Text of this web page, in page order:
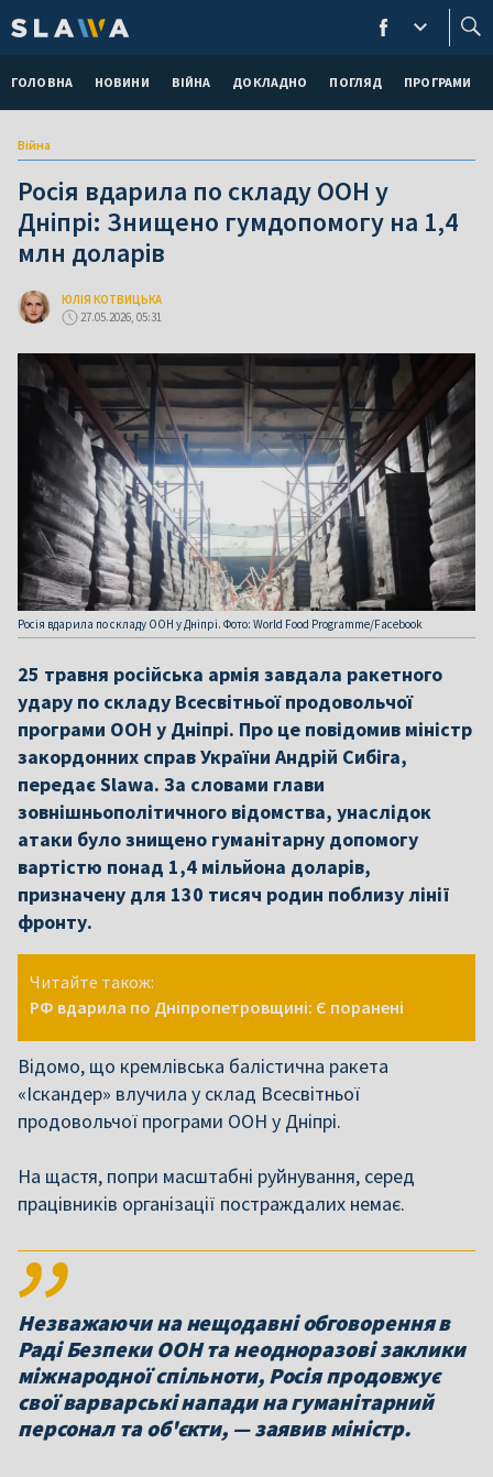
ГОЛОВНА НОВИНИ ВІЙНА ДОКЛАДНО ПОГЛЯД ПРОГРАМИ
Війна
Росія вдарила по складу ООН у
Дніпрі: Знищено гумдопомогу на 1,4
млн доларів
ЮЛІЯ КОТВИЦЬКА
27.05.2026, 05:31
Росія вдарила по складу ООН у Дніпрі. Фото: World Food Programme/Facebook
25 травня російська армія завдала ракетного
удару по складу Всесвітньої продовольчої
програми ООН у Дніпрі. Про це повідомив міністр
закордонних справ України Андрій Сибіга,
передає Slawa. За словами глави
зовнішньополітичного відомства, унаслідок
атаки було знищено гуманітарну допомогу
вартістю понад 1,4 мільйона доларів,
призначену для 130 тисяч родин поблизу лінії
фронту.
Читайте також:
РФ вдарила по Дніпропетровщині: Є поранені
Відомо, що кремлівська балістична ракета
«Іскандер» влучила у склад Всесвітньої
продовольчої програми ООН у Дніпрі.
На щастя, попри масштабні руйнування, серед
працівників організації постраждалих немає.
Незважаючи на нещодавні обговорення в
Раді Безпеки ООН та неодноразові заклики
міжнародної спільноти, Росія продовжує
свої варварські напади на гуманітарний
персонал та об'єкти, — заявив міністр.